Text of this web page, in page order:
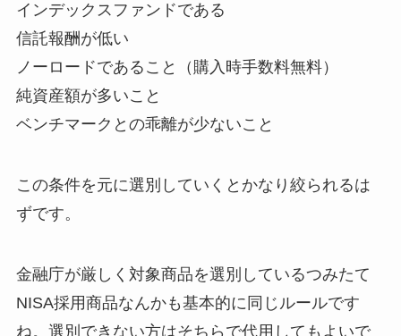
インデックスファンドである
信託報酬が低い
ノーロードであること（購入時手数料無料）
純資産額が多いこと
ベンチマークとの乖離が少ないこと
この条件を元に選別していくとかなり絞られるは
ずです。
金融庁が厳しく対象商品を選別しているつみたて
NISA採用商品なんかも基本的に同じルールです
ね。選別できない方はそちらで代用してもよいで